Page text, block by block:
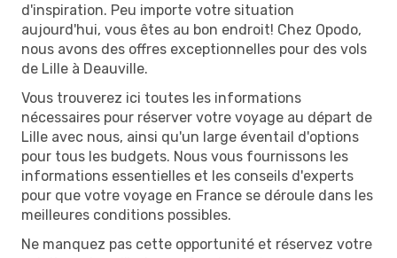
d'inspiration. Peu importe votre situation
aujourd'hui, vous êtes au bon endroit! Chez Opodo,
nous avons des offres exceptionnelles pour des vols
de Lille à Deauville.
Vous trouverez ici toutes les informations
nécessaires pour réserver votre voyage au départ de
Lille avec nous, ainsi qu'un large éventail d'options
pour tous les budgets. Nous vous fournissons les
informations essentielles et les conseils d'experts
pour que votre voyage en France se déroule dans les
meilleures conditions possibles.
Ne manquez pas cette opportunité et réservez votre